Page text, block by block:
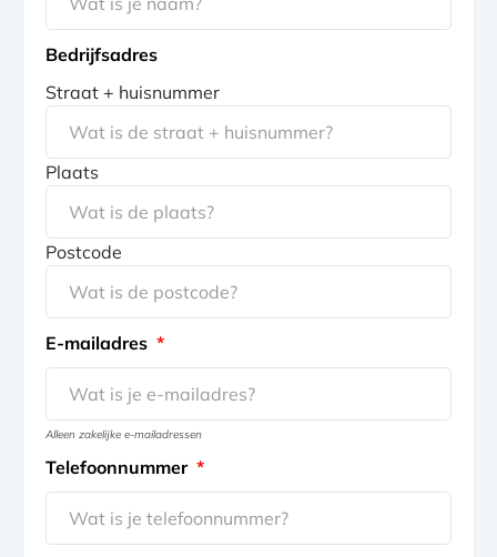
Bedrijfsadres
Straat + huisnummer
Plaats
Postcode
E-mailadres *
Alleen zakelijke e-mailadressen
Telefoonnummer *